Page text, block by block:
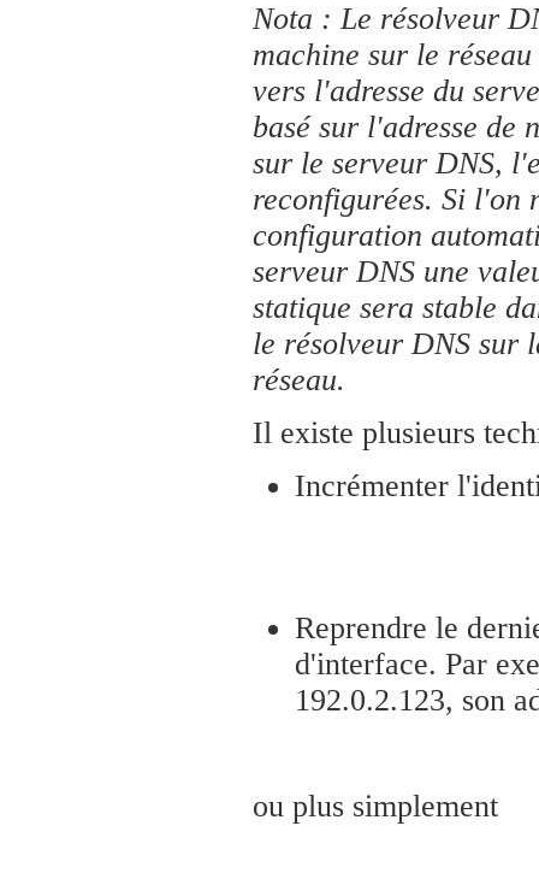
Nota : Le résolveur
machine sur le
vers l'adresse du
basé sur l'adresse de
sur le serveur DNS,
reconfigurées. Si l'on
configuration
serveur DNS une
statique sera stable
le résolveur DNS sur
réseau.
Il existe plusieurs
Incrémenter
Reprendre le
d'interface. Par
192.0.2.123, son
ou plus simplement